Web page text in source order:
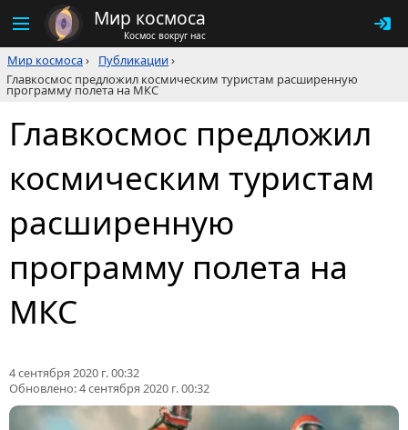
Мир космоса
Космос вокруг нас
Мир космоса› Публикации›
Главкосмос предложил космическим туристам расширенную
программу полета на МКС
Главкосмос предложил
космическим туристам
расширенную
программу полета на
МКС
4 сентября 2020 г. 00:32
Обновлено:4 сентября 2020 г. 00:32